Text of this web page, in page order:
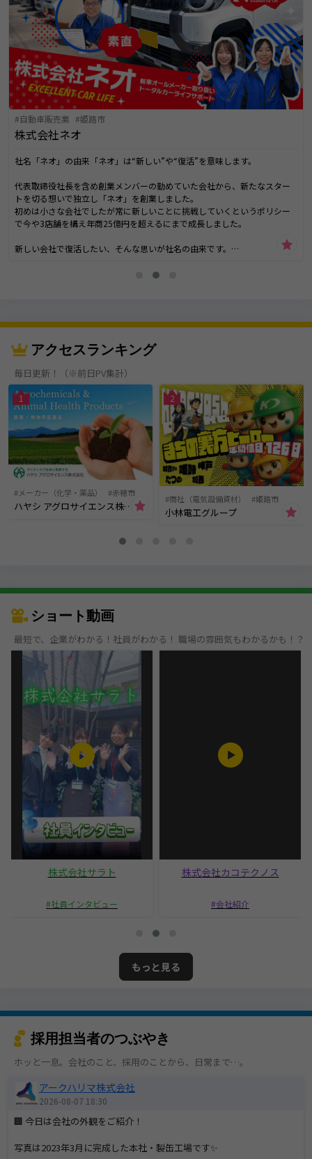
自動車販売業 姫路市
株式会社ネオ
社名「ネオ」の由来「ネオ」は“新しい”や“復活”を意味します。
代表取締役社長を含め創業メンバーの勤めていた会社から、新たなスター
トを切る想いで独立し「ネオ」を創業しました。
初めは小さな会社でしたが常に新しいことに挑戦していくというポリシー
で今や3店舗を構え年商25億円を超えるにまで成長しました。
新しい会社で復活したい、そんな思いが社名の由来です。
現在では社名のごとく、新車が当社のメイン商品となりました。
ンスがあり頑張り次第でトップになることもできると知ってほしいからで
個々の人生が実りあるものになるように、その責任をもつ会社でありたい
と考えるようになりました。
アクセスランキング
毎日更新！（※前日PV集計）
1
メーカー（化学・薬品） 赤穂市
ハヤシ アグロサイエンス株式会社
2
商社（電気設備資材） 姫路市
小林電工グループ
ショート動画
最短で、企業がわかる！社員がわかる！ 職場の雰囲気もわかるかも！？
株式会社サラト
社員インタビュー
株式会社カコテクノス
会社紹介
もっと見る
採用担当者のつぶやき
ホッと一息。会社のこと、採用のことから、日常まで…。
アークハリマ株式会社
2026-08-07 18:30
🏢 今日は会社の外観をご紹介！
写真は2023年3月に完成した本社・製缶工場です✨